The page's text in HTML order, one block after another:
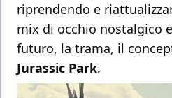
riprendendo e
mix di occhio nostalgico
futuro, la trama, il
Jurassic Park.